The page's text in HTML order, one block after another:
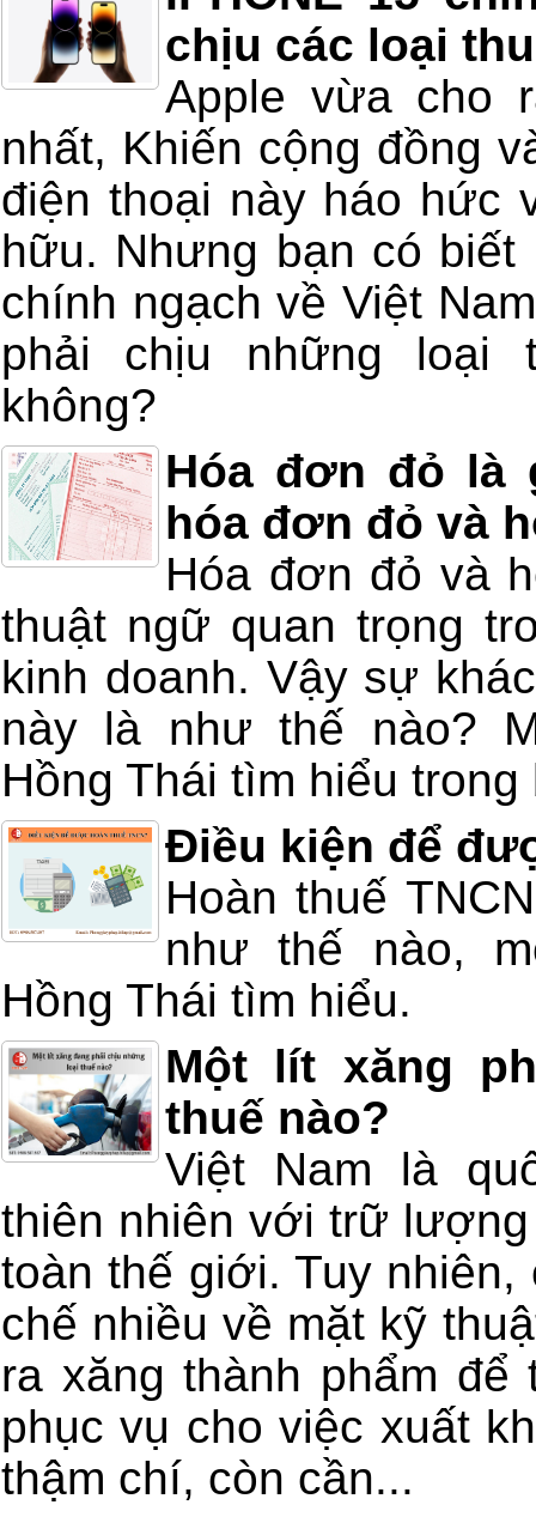
chịu các loại
Apple vừa cho
nhất, Khiến cộng đồng
điện thoại này háo hức
hữu. Nhưng bạn có biết
chính ngạch về Việt
phải chịu những loại
không?
Hóa đơn đỏ là
hóa đơn đỏ và
Hóa đơn đỏ và
thuật ngữ quan trọng
kinh doanh. Vậy sự
này là như thế nào?
Hồng Thái tìm hiểu
Điều kiện để
Hoàn thuế
như thế nào,
Hồng Thái tìm hiểu.
Một lít xăng
thuế nào?
Việt Nam là
thiên nhiên với trữ
toàn thế giới. Tuy
chế nhiều về mặt kỹ
ra xăng thành phẩm
phục vụ cho việc xuất
thậm chí, còn cần...